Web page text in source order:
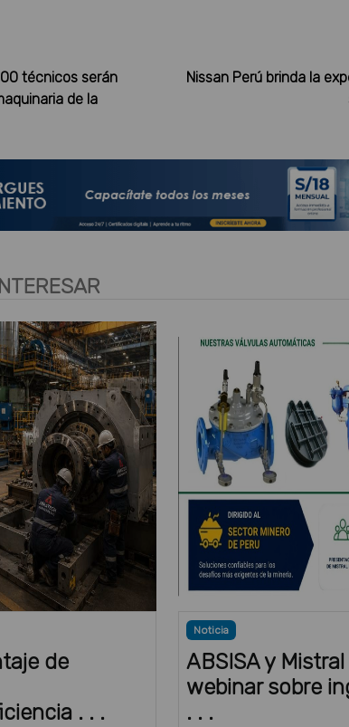
técnicos serán
de la
Nissan Perú brinda la
de
. . .
Noticia
ABSISA y
webinar sobre
. . .